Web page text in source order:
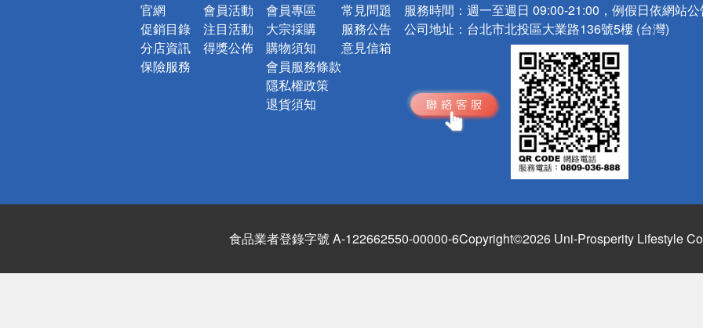
官網
促銷目錄
分店資訊
保險服務
會員活動
注目活動
得獎公佈
會員專區
大宗採購
購物須知
會員服務條款
隱私權政策
退貨須知
常見問題
服務公告
意見信箱
服務時間： 週一至週日 09:00-21:00，例假日依網站
公司地址： 台北市北投區大業路136號5樓 (台灣)
食品業者登錄字號 A-122662550-00000-6Copyright©2026 Uni-Prosperity Lifestyle